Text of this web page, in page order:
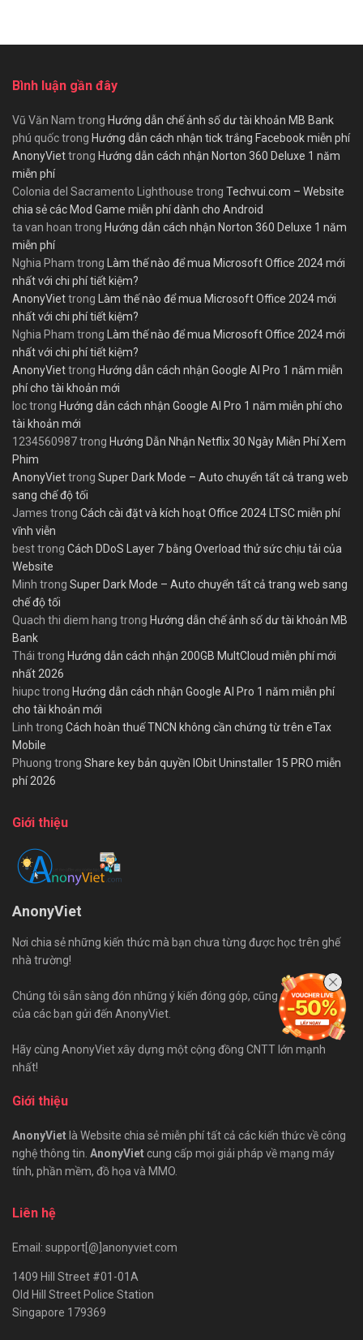
Bình luận gần đây
Vũ Văn Nam trong Hướng dẫn chế ảnh số dư tài khoản MB Bank
phú quốctrong Hướng dẫn cách nhận tick trắng Facebook miễn phí
AnonyViettrong Hướng dẫn cách nhận Norton 360 Deluxe 1 năm
miễn phí
Colonia del Sacramento Lighthouse trong Techvui.com – Website
chia sẻ các Mod Game miễn phí dành cho Android
ta van hoan trong Hướng dẫn cách nhận Norton 360 Deluxe 1 năm
miễn phí
Nghia Pham trong Làm thế nào để mua Microsoft Office 2024 mới
nhất với chi phí tiết kiệm?
AnonyViettrong Làm thế nào để mua Microsoft Office 2024 mới
nhất với chi phí tiết kiệm?
Nghia Pham trong Làm thế nào để mua Microsoft Office 2024 mới
nhất với chi phí tiết kiệm?
AnonyViettrong Hướng dẫn cách nhận Google AI Pro 1 năm miễn
phí cho tài khoản mới
loctrong Hướng dẫn cách nhận Google AI Pro 1 năm miễn phí cho
tài khoản mới
1234560987trong Hướng Dẫn Nhận Netflix 30 Ngày Miễn Phí Xem
Phim
AnonyViettrong Super Dark Mode – Auto chuyển tất cả trang web
sang chế độ tối
James trong Cách cài đặt và kích hoạt Office 2024 LTSC miễn phí
vĩnh viễn
besttrong Cách DDoS Layer 7 bằng Overload thử sức chịu tải của
Website
Minh trong Super Dark Mode – Auto chuyển tất cả trang web sang
chế độ tối
Quach thi diem hang trong Hướng dẫn chế ảnh số dư tài khoản MB
Bank
Thái trong Hướng dẫn cách nhận 200GB MultCloud miễn phí mới
nhất 2026
hiupctrong Hướng dẫn cách nhận Google AI Pro 1 năm miễn phí
cho tài khoản mới
Linh trong Cách hoàn thuế TNCN không cần chứng từ trên eTax
Mobile
Phuong trong Share key bản quyền IObit Uninstaller 15 PRO miễn
phí 2026
Giới thiệu
AnonyViet
Nơi chia sẻ những kiến thức mà bạn chưa từng được học trên ghế
nhà trường!
Chúng tôi sẵn sàng đón những ý kiến đóng góp, cũng như bài viết
của các bạn gửi đến AnonyViet.
Hãy cùng AnonyViet xây dựng một cộng đồng CNTT lớn mạnh
nhất!
Giới thiệu
AnonyVietlà Website chia sẻ miễn phí tất cả các kiến thức về công
nghệ thông tin. AnonyViet cung cấp mọi giải pháp về mạng máy
tính, phần mềm, đồ họa và MMO.
Liên hệ
Email: support[@]anonyviet.com
1409 Hill Street #01-01A
Old Hill Street Police Station
Singapore 179369